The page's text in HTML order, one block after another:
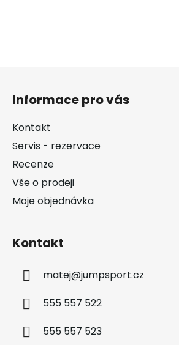
Informace pro vás
Kontakt
Servis - rezervace
Recenze
Vše o prodeji
Moje objednávka
Kontakt
matej@jumpsport.cz
555 557 522
555 557 523